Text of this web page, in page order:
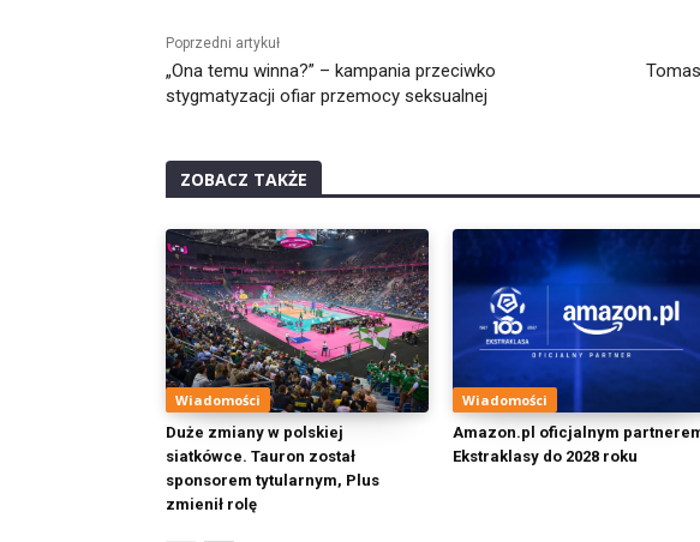
Poprzedni artykuł
„Ona temu winna?” – kampania przeciwko
stygmatyzacji ofiar przemocy seksualnej
ZOBACZ TAKŻE
Wiadomości
Duże zmiany w polskiej
siatkówce. Tauron został
sponsorem tytularnym, Plus
zmienił rolę
Wiadomości
Amazon.pl oficjalnym
Ekstraklasy do 2028 roku